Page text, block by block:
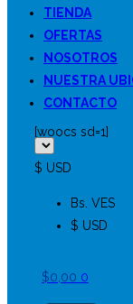
TIENDA
OFERTAS
NOSOTROS
NUESTRA
CONTACTO
[woocs sd=1]
$ USD
Bs. VES
$ USD
$0,00 0